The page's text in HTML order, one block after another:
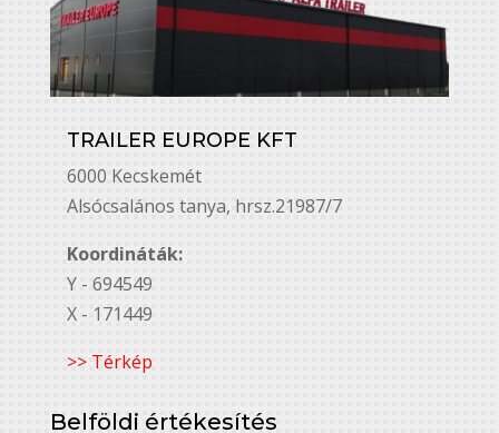
TRAILER EUROPE KFT
6000 Kecskemét
Alsó￳csalános tanya, hrsz.21987/7
Koordináták:
Y - 694549
X - 171449
>> Térkép
Belföldi értékesítés